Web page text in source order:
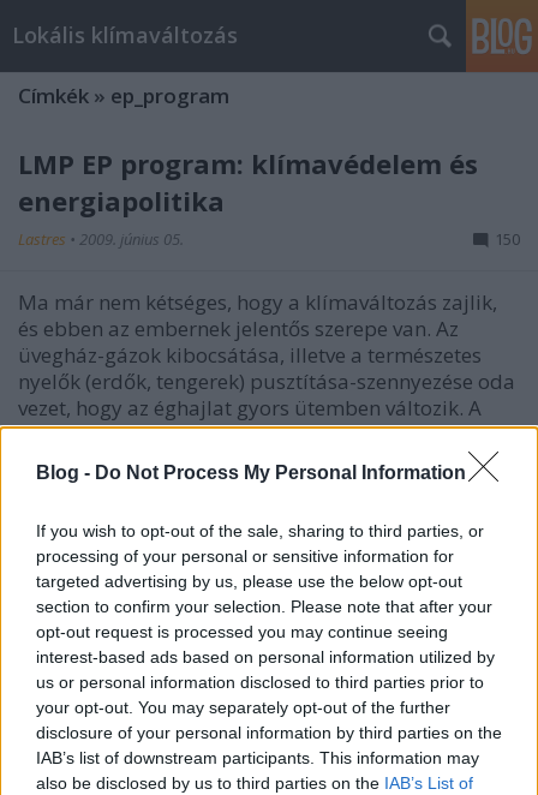
Blog - Do Not Process My Personal Information
If you wish to opt-out of the sale, sharing to third parties, or
processing of your personal or sensitive information for
targeted advertising by us, please use the below opt-out
section to confirm your selection. Please note that after your
opt-out request is processed you may continue seeing
interest-based ads based on personal information utilized by
us or personal information disclosed to third parties prior to
your opt-out. You may separately opt-out of the further
disclosure of your personal information by third parties on the
IAB’s list of downstream participants. This information may
also be disclosed by us to third parties on the IAB’s List of
Lokális klímaváltozás
Címkék » ep_program
LMP EP program: klímavédelem és
energiapolitika
Lastres • 2009. június 05. 150
Ma már nem kétséges, hogy a klímaváltozás zajlik,
és ebben az embernek jelentős szerepe van. Az
üvegház-gázok kibocsátása, illetve a természetes
nyelők (erdők, tengerek) pusztítása-szennyezése oda
vezet, hogy az éghajlat gyors ütemben változik. A
klímaváltozás…
és fogyasztóvédelem
Nakata•2009. június 03.
Dioxinos sertéshús. Melaminos tejpor. Sokszorosan
átcímkézett húskészítmények. Mérgező
pirospaprika. Csak néhány példa az elmúlt évek
sorozatos élelmiszerbiztonsági botrányai közül.
Mind azt bizonyítják, hogy végtelenül ki vagyunk
szolgáltatva az átláthatatlan…